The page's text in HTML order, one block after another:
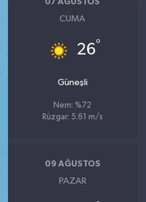
07 AĞUSTOS
CUMA
26°
Güneşli
Nem: %72
Rüzgar: 5.61 m/s
09 AĞUSTOS
PAZAR